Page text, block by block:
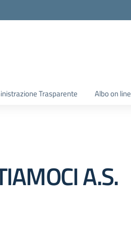
Trasparente Albo on line
A.S.